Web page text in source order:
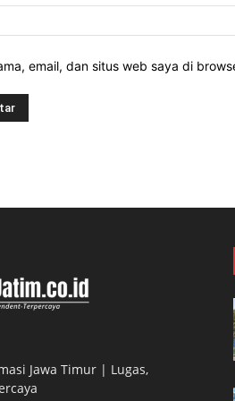
email, dan situs web saya di
Jawa Timur | Lugas,